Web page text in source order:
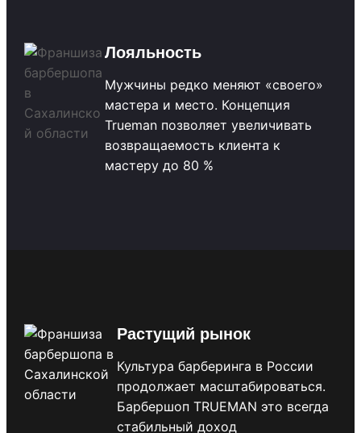
Лояльность
Мужчины редко меняют «своего»
мастера и место. Концепция
Trueman позволяет увеличивать
возвращаемость клиента к
мастеру до 80 %
Растущий рынок
Культура барберинга в России
продолжает масштабироваться.
Барбершоп TRUEMAN это всегда
стабильный доход